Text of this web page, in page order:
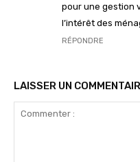
pour une gestion
l’intérêt des
RÉPONDRE
LAISSER UN